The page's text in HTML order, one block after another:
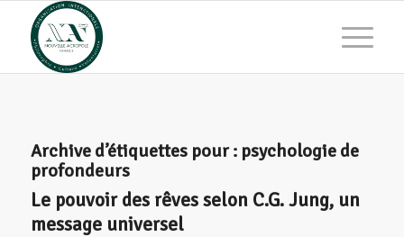
Archive d’étiquettes pour : psychologie de
profondeurs
Le pouvoir des rêves selon C.G. Jung, un
message universel